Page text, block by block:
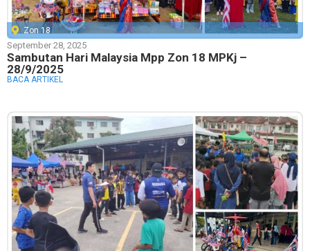
Zon 18
September 28, 2025
Sambutan Hari Malaysia Mpp Zon 18 MPKj –
28/9/2025
BACA ARTIKEL